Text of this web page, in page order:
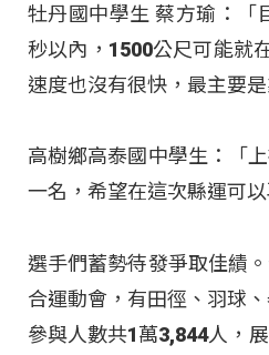
牡丹國中學生 蔡方瑜：「
秒以內，1500公尺可能就
速度也沒有很快，最主要是
高樹鄉高泰國中學生：「
一名，希望在這次縣運可以
選手們蓄勢待發爭取佳績
合運動會，有田徑、羽球
參與人數共1萬3,844人，